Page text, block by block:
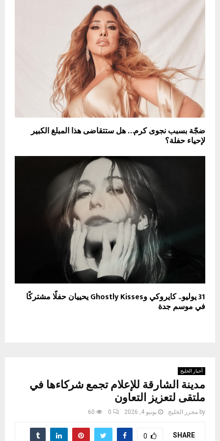
ضجّة بسبب نجوى كرم… هل ستتقاضى هذا المبلغ الكبير
لإحياء حفلة؟
31 يوليو.. كايروكي وGhostly Kisses يحييان حفلًا مشتركًا
في موسم جدة
أخبار الخليج
مدينة الشارقة للإعلام تجمع شركاءها في
ملتقى لتعزيز التعاون
by محرر الخليج يونيو 4, 2026 0
60
SHARE
0